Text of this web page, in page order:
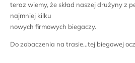
teraz wiemy, że skład naszej drużyny z
najmniej kilku
nowych firmowych biegaczy.
Do zobaczenia na trasie…tej biegowej